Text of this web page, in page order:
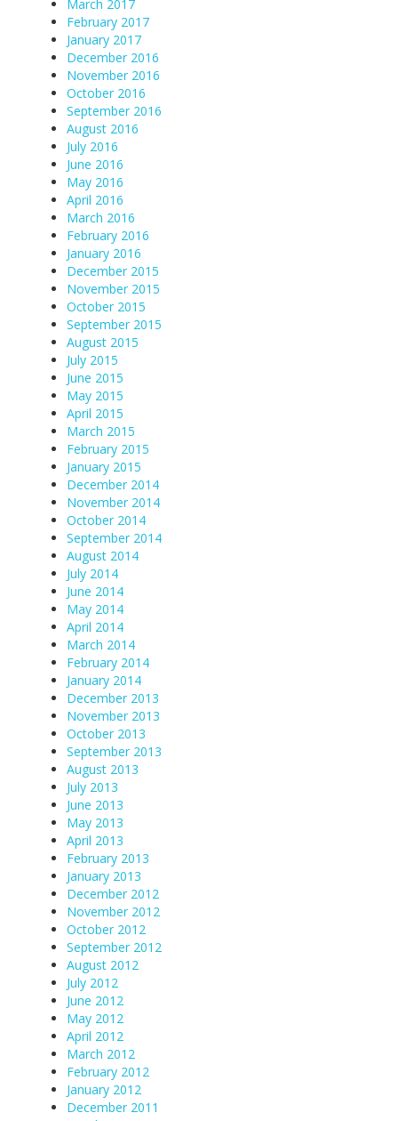
March 2017
February 2017
January 2017
December 2016
November 2016
October 2016
September 2016
August 2016
July 2016
June 2016
May 2016
April 2016
March 2016
February 2016
January 2016
December 2015
November 2015
October 2015
September 2015
August 2015
July 2015
June 2015
May 2015
April 2015
March 2015
February 2015
January 2015
December 2014
November 2014
October 2014
September 2014
August 2014
July 2014
June 2014
May 2014
April 2014
March 2014
February 2014
January 2014
December 2013
November 2013
October 2013
September 2013
August 2013
July 2013
June 2013
May 2013
April 2013
February 2013
January 2013
December 2012
November 2012
October 2012
September 2012
August 2012
July 2012
June 2012
May 2012
April 2012
March 2012
February 2012
January 2012
December 2011